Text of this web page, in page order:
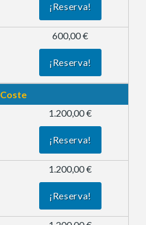
¡Reserva!
600,00 €
¡Reserva!
Coste
1.200,00 €
¡Reserva!
1.200,00 €
¡Reserva!